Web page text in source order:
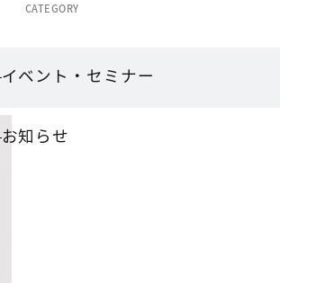
CATEGORY
イベント・セミナー
お知らせ